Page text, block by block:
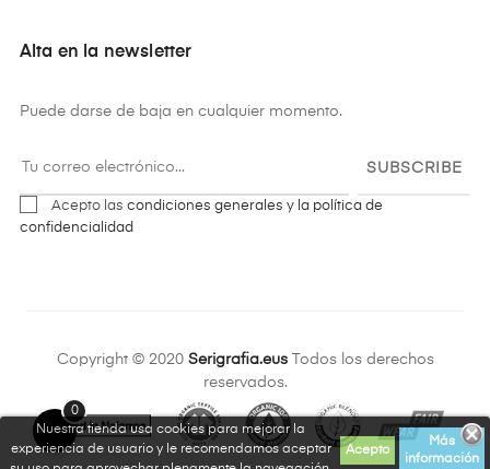
Nuestra tienda usa cookies para mejorar la
experiencia de usuario y le recomendamos aceptar
Acepto
Más
información
Alta en la newsletter
Puede darse de baja en cualquier momento.
SUBSCRIBE
Acepto las condiciones generales y la política de
confidencialidad
Copyright © 2020 Serigrafia.eusTodos los derechos
reservados.
0